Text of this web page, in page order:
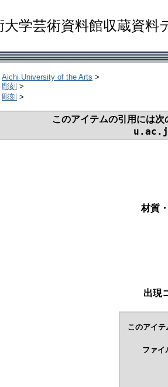
学芸術資料館収蔵資料
Aichi University of the Arts >
彫刻 >
彫刻 >
このアイテムの引用には
材質
出現
このアイ
ファイ